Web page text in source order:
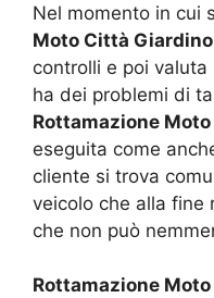
Nel momento in cui
Moto Città Giardino
controlli e poi
ha dei problemi di
Rottamazione
eseguita come
cliente si trova
veicolo che alla fine
che non può
Rottamazione